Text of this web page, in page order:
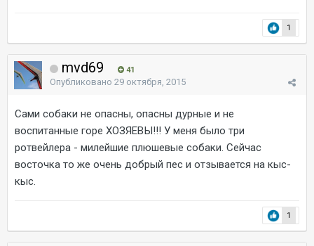
1
mvd69 41
Опубликовано 29 октября, 2015
Сами собаки не опасны, опасны дурные и не
воспитанные горе ХОЗЯЕВЫ!!! У меня было три
ротвейлера - милейшие плюшевые собаки. Сейчас
восточка то же очень добрый пес и отзывается на кыс-
кыс.
1